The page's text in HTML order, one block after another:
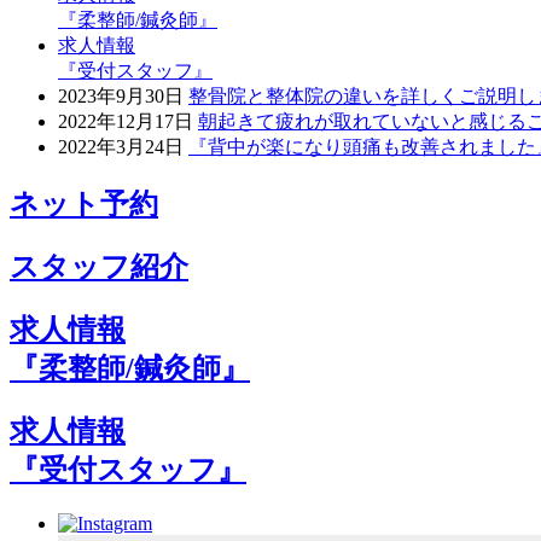
『柔整師/鍼灸師』
求人情報
『受付スタッフ』
2023年9月30日 整骨院と整体院の違いを詳しくご説明し
2022年12月17日 朝起きて疲れが取れていないと感じる
2022年3月24日
『背中が楽になり頭痛も改善されました
ネット予約
スタッフ紹介
求人情報
『柔整師/鍼灸師』
求人情報
『受付スタッフ』